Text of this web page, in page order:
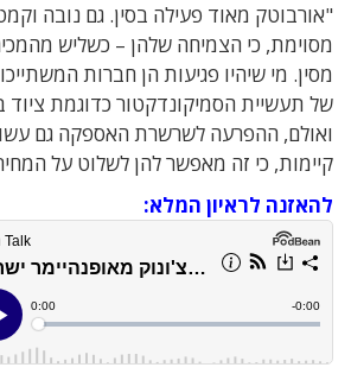
"אורבוטק מאוד פעילה בסין. גם נובה
מסוימת, כי הצמיחה שלהן – כשליש
מסין. מי שיהיו פגיעות הן חברות
ואולם, ההפרעה לשרשרת האספקה גם
קיימות, כי זה מאפשר להן לשלוט על
להאזנה לראיון המלא: